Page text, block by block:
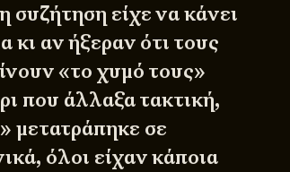
συζήτηση είχε να κάνει
αν ήξεραν ότι τους
«το χυμό τους»
που άλλαξα τακτική,
μετατράπηκε σε
όλοι είχαν κάποια